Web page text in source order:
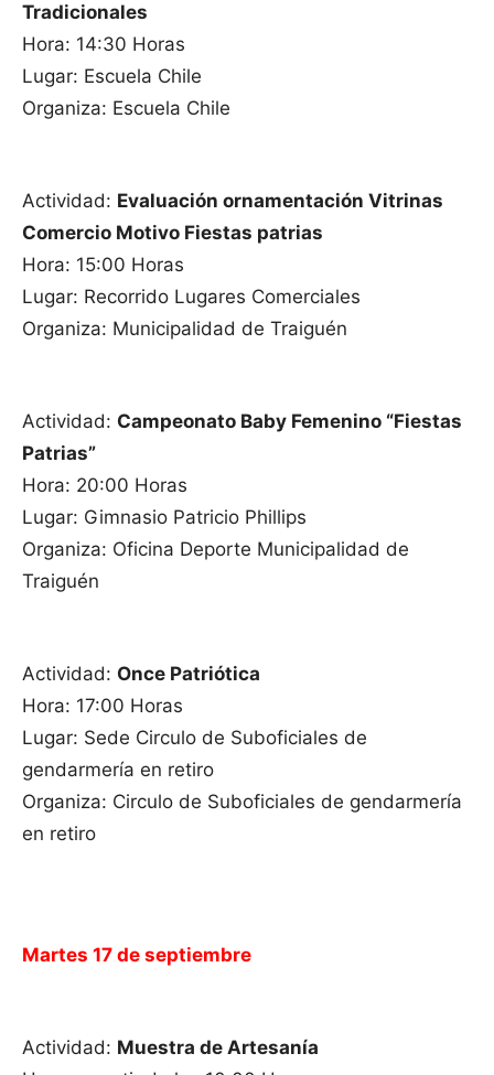
Tradicionales
Hora: 14:30 Horas
Lugar: Escuela Chile
Organiza: Escuela Chile
Actividad: Evaluación ornamentación Vitrinas
Comercio Motivo Fiestas patrias
Hora: 15:00 Horas
Lugar: Recorrido Lugares Comerciales
Organiza: Municipalidad de Traiguén
Actividad: Campeonato Baby Femenino “Fiestas
Patrias”
Hora: 20:00 Horas
Lugar: Gimnasio Patricio Phillips
Organiza: Oficina Deporte Municipalidad de
Traiguén
Actividad: Once Patriótica
Hora: 17:00 Horas
Lugar: Sede Circulo de Suboficiales de
gendarmería en retiro
Organiza: Circulo de Suboficiales de gendarmería
en retiro
Martes 17 de septiembre
Actividad: Muestra de Artesanía